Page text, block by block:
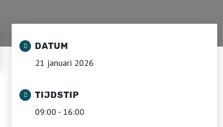
DATUM
21 januari 2026
TIJDSTIP
09:00 - 16:00